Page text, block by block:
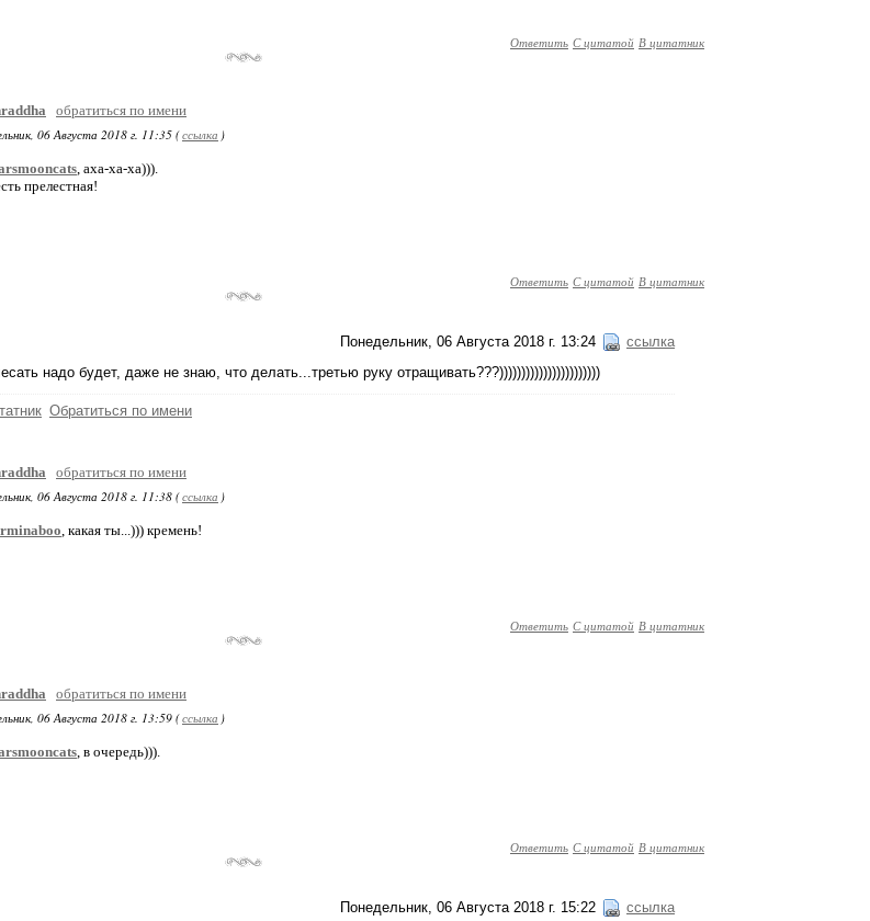
Ответить С цитатой В цитатник
обратиться по имени
06 Августа 2018 г. 11:35 (ссылка )
, аха-ха-ха))).
прелестная!
Ответить С цитатой В цитатник
Понедельник, 06 Августа 2018 г. 13:24 ссылка
надо будет, даже не знаю, что делать...третью руку отращивать???)))))))))))))))))))))))
Обратиться по имени
обратиться по имени
06 Августа 2018 г. 11:38 (ссылка )
, какая ты...))) кремень!
Ответить С цитатой В цитатник
обратиться по имени
06 Августа 2018 г. 13:59 (ссылка )
, в очередь))).
Ответить С цитатой В цитатник
Понедельник, 06 Августа 2018 г. 15:22 ссылка